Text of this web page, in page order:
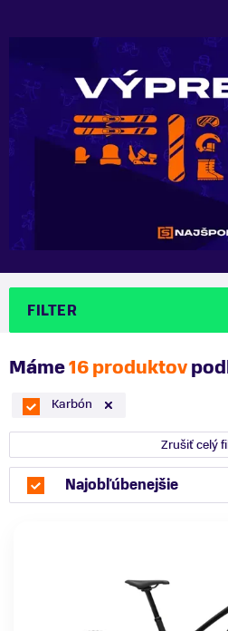
FILTER
Máme16 produktov
Karbón
Zrušiť celý
Najobľúbenejšie